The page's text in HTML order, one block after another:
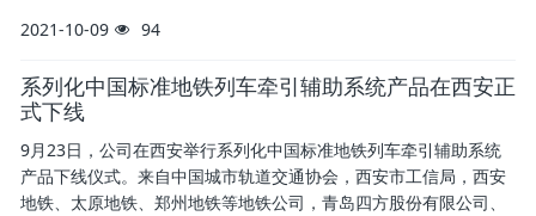
2021-10-09
94
系列化中国标准地铁列车牵引辅助系统产品在西安正
式下线
9月23日，公司在西安举行系列化中国标准地铁列车牵引辅助系统
产品下线仪式。来自中国城市轨道交通协会，西安市工信局，西安
地铁、太原地铁、郑州地铁等地铁公司，青岛四方股份有限公司、